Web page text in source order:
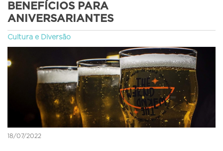
BENEFÍCIOS PARA
ANIVERSARIANTES
Cultura e Diversão
18/07/2022